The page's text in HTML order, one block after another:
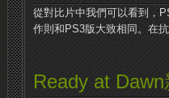
從對比片中我們可以看到，
作則和PS3版大致相同。在
Ready at